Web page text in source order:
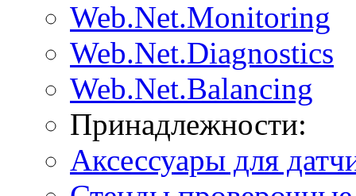
Web.Net.Monitoring
Web.Net.Diagnostics
Web.Net.Balancing
Принадлежности:
Аксессуары для